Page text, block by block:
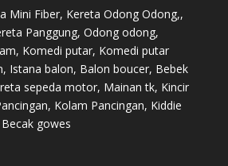
Mini Fiber, Kereta Odong Odong,,
Panggung, Odong odong,
, Komedi putar, Komedi putar
, Istana balon, Balon boucer, Bebek
sepeda motor, Mainan tk, Kincir
, Kolam Pancingan, Kiddie
Becak gowes